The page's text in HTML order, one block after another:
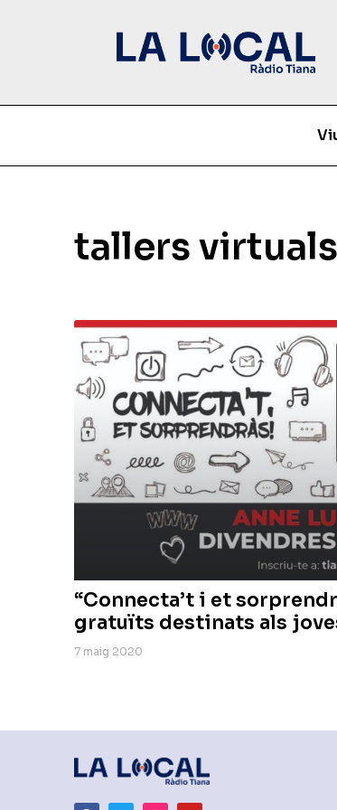
tallers virtuals
“Connecta’t i et
gratuïts destinats als
7 maig 2020